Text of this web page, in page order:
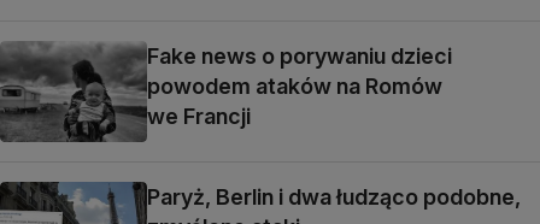
Fake news o porywaniu dzieci
powodem ataków na Romów
we Francji
Paryż, Berlin i dwa łudząco podobne,